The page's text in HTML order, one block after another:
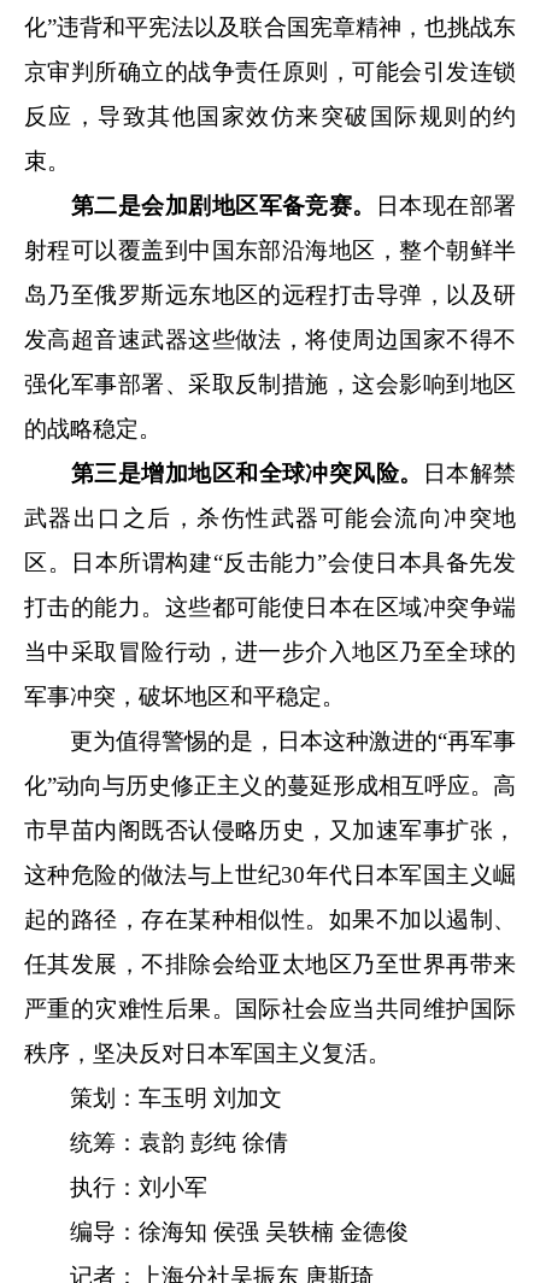
化”违背和平宪法以及联合国宪章精神，也挑战东
京审判所确立的战争责任原则，可能会引发连锁
反应，导致其他国家效仿来突破国际规则的约
束。
第二是会加剧地区军备竞赛。
日本现在部署
射程可以覆盖到中国东部沿海地区，整个朝鲜半
岛乃至俄罗斯远东地区的远程打击导弹，以及研
发高超音速武器这些做法，将使周边国家不得不
强化军事部署、采取反制措施，这会影响到地区
的战略稳定。
第三是增加地区和全球冲突风险。
日本解禁
武器出口之后，杀伤性武器可能会流向冲突地
区。日本所谓构建“反击能力”会使日本具备先发
打击的能力。这些都可能使日本在区域冲突争端
当中采取冒险行动，进一步介入地区乃至全球的
军事冲突，破坏地区和平稳定。
更为值得警惕的是，日本这种激进的“再军事
化”动向与历史修正主义的蔓延形成相互呼应。高
市早苗内阁既否认侵略历史，又加速军事扩张，
这种危险的做法与上世纪30年代日本军国主义崛
起的路径，存在某种相似性。如果不加以遏制、
任其发展，不排除会给亚太地区乃至世界再带来
严重的灾难性后果。国际社会应当共同维护国际
秩序，坚决反对日本军国主义复活。
策划：车玉明 刘加文
统筹：袁韵 彭纯 徐倩
执行：刘小军
编导：徐海知 侯强 吴轶楠 金德俊
记者：上海分社吴振东 唐斯琦